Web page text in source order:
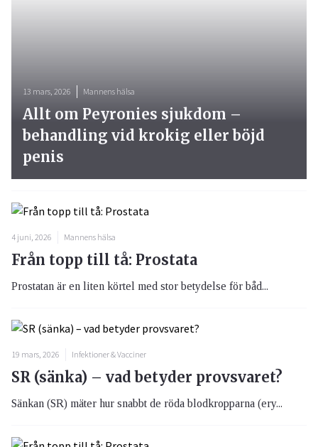
4 juni, 2026 Mannens hälsa
Från topp till tå: Prostata
Prostatan är en liten körtel med stor betydelse för båd...
19 mars, 2026 Infektioner & Vacciner
SR (sänka) – vad betyder provsvaret?
Sänkan (SR) mäter hur snabbt de röda blodkropparna (ery...
13 mars, 2026 Mannens hälsa
Allt om Peyronies sjukdom –
behandling vid krokig eller böjd
penis